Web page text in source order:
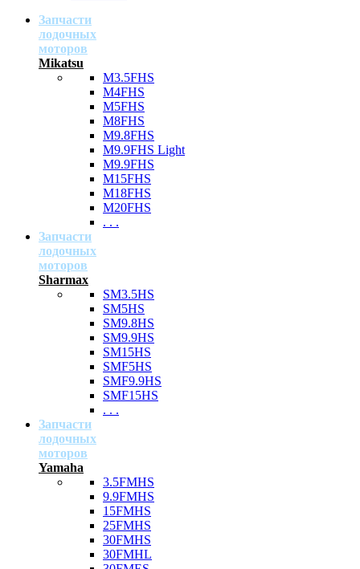
Запчасти
лодочных
моторов
Mikatsu
M3.5FHS
M4FHS
M5FHS
M8FHS
M9.8FHS
M9.9FHS Light
M9.9FHS
M15FHS
M18FHS
M20FHS
. . .
Запчасти
лодочных
моторов
Sharmax
SM3.5HS
SM5HS
SM9.8HS
SM9.9HS
SM15HS
SMF5HS
SMF9.9HS
SMF15HS
. . .
Запчасти
лодочных
моторов
Yamaha
3.5FMHS
9.9FMHS
15FMHS
25FMHS
30FMHS
30FMHL